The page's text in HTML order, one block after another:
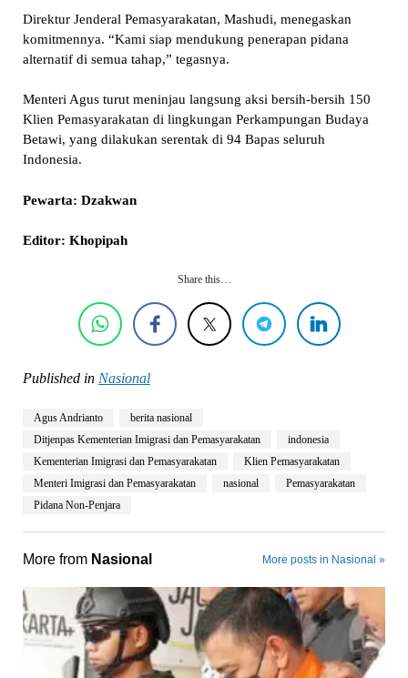
Direktur Jenderal Pemasyarakatan, Mashudi, menegaskan
komitmennya. “Kami siap mendukung penerapan pidana
alternatif di semua tahap,” tegasnya.
Menteri Agus turut meninjau langsung aksi bersih-bersih 150
Klien Pemasyarakatan di lingkungan Perkampungan Budaya
Betawi, yang dilakukan serentak di 94 Bapas seluruh
Indonesia.
Pewarta: Dzakwan
Editor: Khopipah
Share this…
Published in Nasional
Agus Andrianto
berita nasional
Ditjenpas Kementerian Imigrasi dan Pemasyarakatan
indonesia
Kementerian Imigrasi dan Pemasyarakatan
Klien Pemasyarakatan
Menteri Imigrasi dan Pemasyarakatan
nasional
Pemasyarakatan
Pidana Non-Penjara
More from Nasional More posts in Nasional »